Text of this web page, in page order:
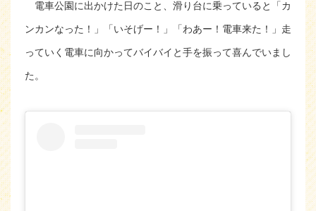
電車公園に出かけた日のこと、滑り台に乗っていると「カ
ンカンなった！」「いそげー！」「わあー！電車来た！」走
っていく電車に向かってバイバイと手を振って喜んでいまし
た。